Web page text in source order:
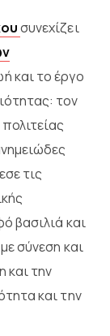
συνεχίζει
και το έργο
τον
τις
βασιλιά και
σύνεση και
και την
και την